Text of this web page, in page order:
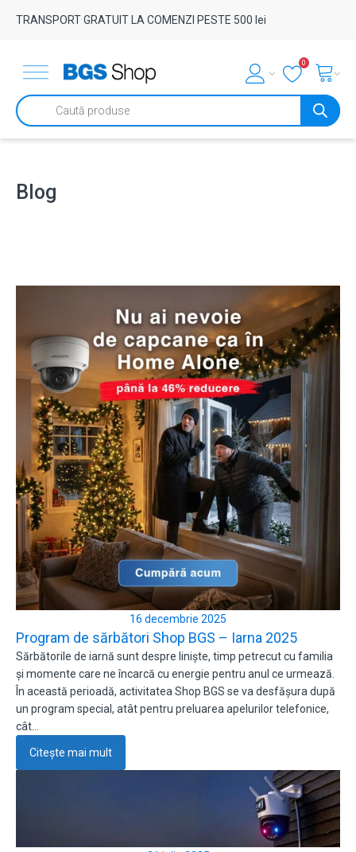
TRANSPORT GRATUIT LA COMENZI PESTE 500 lei
0
Products
search
Blog
16 decembrie 2025
Program de sărbători Shop BGS – Iarna 2025
Sărbătorile de iarnă sunt despre liniște, timp petrecut cu familia
și momente care ne încarcă cu energie pentru anul ce urmează.
În această perioadă, activitatea Shop BGS se va desfășura după
un program special, atât pentru preluarea apelurilor telefonice,
cât…
Citește mai mult